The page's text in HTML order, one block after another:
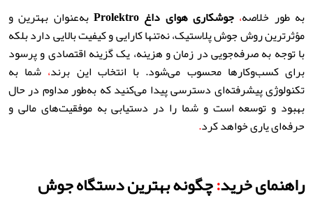
به طور خلاصه، جوشکاری هوای داغ
به‌عنوان بهترین و
مؤثرترین روش جوش پلاستیک، نه‌تنها کارایی و کیفیت بالایی دارد بلکه
با توجه به صرفه‌جویی در زمان و هزینه، یک گزینه اقتصادی و پرسود
برای کسب‌وکارها محسوب می‌شود. با انتخاب این برند، شما به
تکنولوژی پیشرفته‌ای دسترسی پیدا می‌کنید که به‌طور مداوم در حال
بهبود و توسعه است و شما را در دستیابی به موفقیت‌های مالی و
حرفه‌ای یاری خواهد کرد.
راهنمای خرید:چگونه بهترین دستگاه جوش